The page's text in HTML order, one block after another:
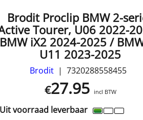
Brodit Proclip BMW 2-
Tourer, U06 2022-
BMW iX2 2024-2025 /
U11 2023-2025
Brodit 7320288558455
€27.95 incl BTW
Uit voorraad leverbaar